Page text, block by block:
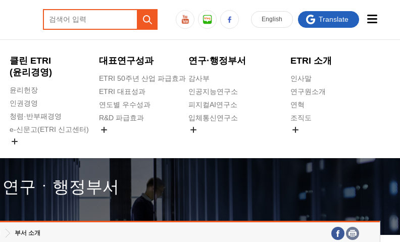
클린 ETRI
(윤리경영)
윤리헌장
인권경영
청렴·반부패경영
e-신문고(ETRI 신고센터)
고객의소리
수의계약 현황
대표연구성과
ETRI 50주년 산업 파급효과
ETRI 대표성과
연도별 우수성과
R&D 파급효과
연구·행정부서
감사부
인공지능연구소
피지컬AI연구소
입체통신연구소
호남권연구본부
ETRI 소개
인사말
연구원소개
연혁
조직도
연구원 고객헌장
주요업무연락처
English Translate
연구ㆍ행정부서
부서 소개